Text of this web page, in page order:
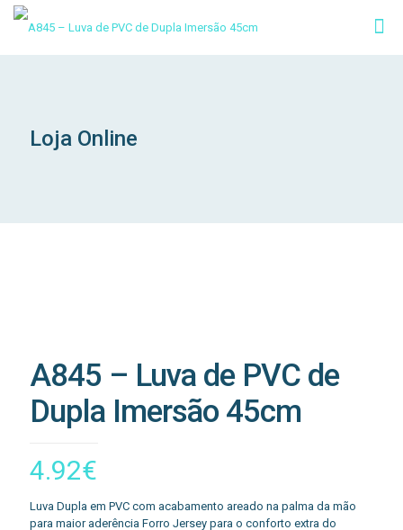
Loja Online
A845 – Luva de PVC de
Dupla Imersão 45cm
4.92€
Luva Dupla em PVC com acabamento areado na palma da mão
para maior aderência Forro Jersey para o conforto extra do